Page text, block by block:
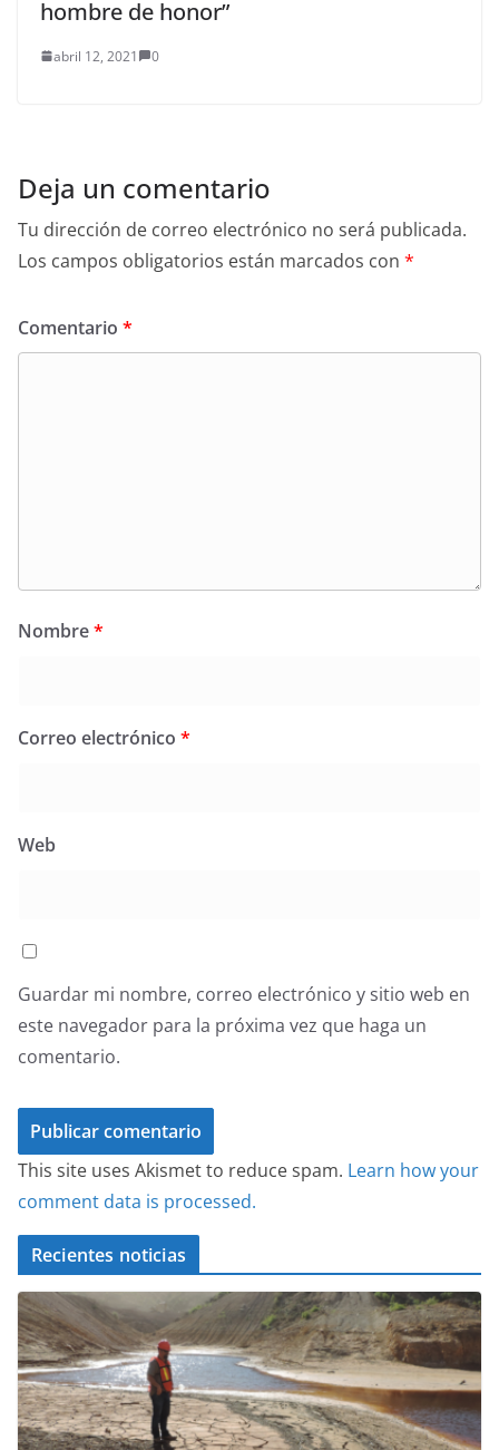
hombre de honor”
abril 12, 2021 0
Deja un comentario
Tu dirección de correo electrónico no será publicada.
Los campos obligatorios están marcados con *
Comentario *
Nombre*
Correo electrónico *
Web
Guardar mi nombre, correo electrónico y sitio web en
este navegador para la próxima vez que haga un
comentario.
This site uses Akismet to reduce spam. Learn how your
comment data is processed.
Recientes noticias